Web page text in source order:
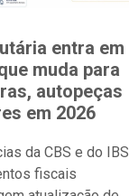
entra em
muda para
autopeças
em 2026
da CBS e do IBS
fiscais